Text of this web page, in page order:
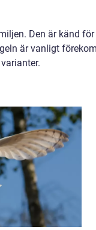
Den är känd
är vanligt